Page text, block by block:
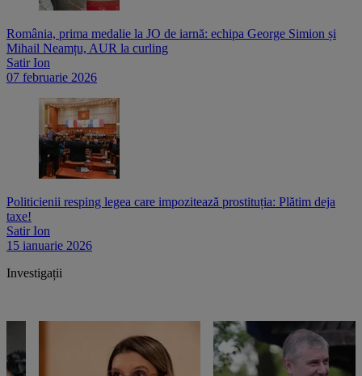
România, prima medalie la JO de iarnă: echipa George Simion și
Mihail Neamțu, AUR la curling
Satir Ion
07 februarie 2026
Politicienii resping legea care impozitează prostituția: Plătim deja
taxe!
Satir Ion
15 ianuarie 2026
Investigații